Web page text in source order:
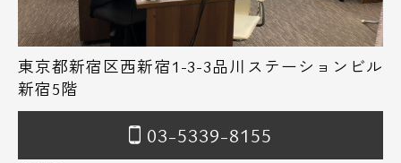
東京都新宿区西新宿1-3-3品川ステーションビル
新宿5階
03-5339-8155